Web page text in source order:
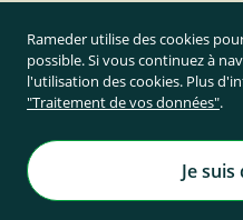
Prix TTC et
Rameder
Tous droits réservés.
Rameder utilise des cookies
possible. Si vous continuez à
l'utilisation des cookies. Plus
"Traitement de vos données".
Je